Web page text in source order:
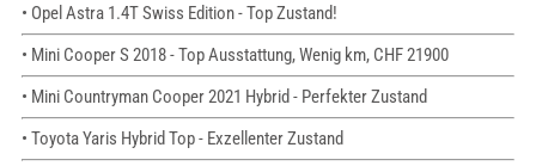
• Opel Astra 1.4T Swiss Edition - Top Zustand!
• Mini Cooper S 2018 - Top Ausstattung, Wenig km, CHF 21900
• Mini Countryman Cooper 2021 Hybrid - Perfekter Zustand
• Toyota Yaris Hybrid Top - Exzellenter Zustand